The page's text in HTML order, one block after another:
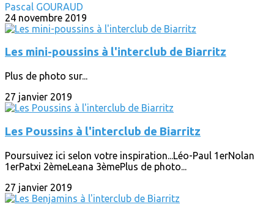
Pascal GOURAUD
24 novembre 2019
Les mini-poussins à l'interclub de Biarritz
Plus de photo sur...
27 janvier 2019
Les Poussins à l'interclub de Biarritz
Poursuivez ici selon votre inspiration...Léo-Paul 1erNolan
1erPatxi 2èmeLeana 3èmePlus de photo...
27 janvier 2019